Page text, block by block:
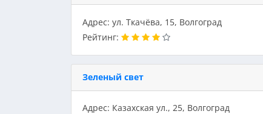
Адрес: ул. Ткачёва, 15, Волгоград
Рейтинг:
Зеленый свет
Адрес: Казахская ул., 25, Волгоград